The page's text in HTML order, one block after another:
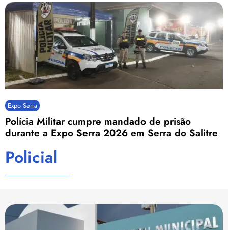
Expo Serra
Polícia Militar cumpre mandado de prisão
durante a Expo Serra 2026 em Serra do Salitre
Policial